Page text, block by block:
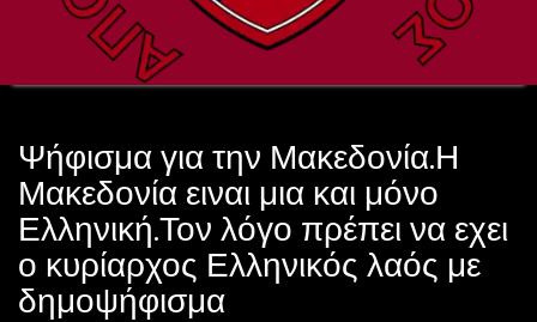
Ψήφισμα για την Μακεδονία.Η
Μακεδονία ειναι μια και μόνο
Ελληνική.Τον λόγο πρέπει να εχει
ο κυρίαρχος Ελληνικός λαός με
δημοψήφισμα